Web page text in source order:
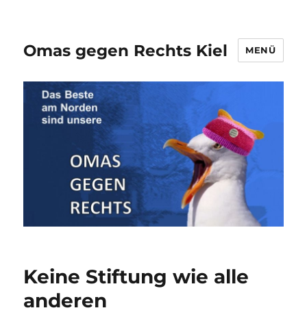
Omas gegen Rechts Kiel MENÜ
Keine Stiftung wie alle
anderen